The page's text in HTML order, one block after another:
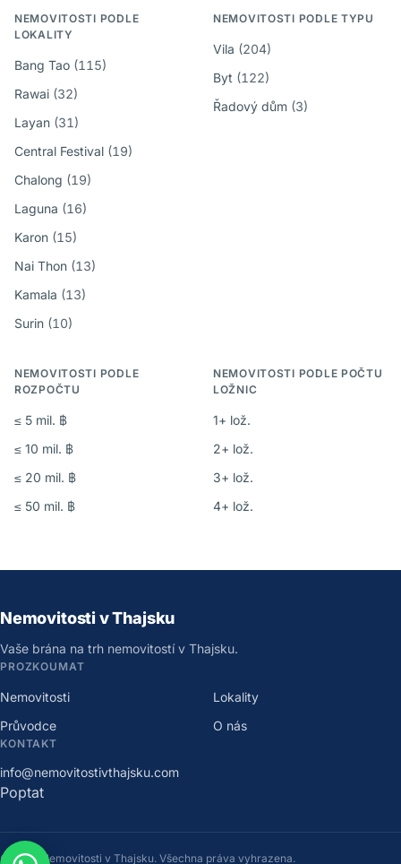
NEMOVITOSTI PODLE
LOKALITY
Bang Tao (115)
Rawai (32)
Layan (31 )
Central Festival (19)
Chalong (19)
Laguna (16)
Karon (15)
Nai Thon (13)
Kamala (13)
Surin (10)
NEMOVITOSTI PODLE TYPU
Vila (204)
Byt (122)
Řadový dům (3)
NEMOVITOSTI PODLE
ROZPOČTU
≤ 5 mil. ฿
≤ 10 mil. ฿
≤ 20 mil. ฿
≤ 50 mil. ฿
NEMOVITOSTI PODLE POČTU
LOŽNIC
1+ lož.
2+ lož.
3+ lož.
4+ lož.
Nemovitosti v Thajsku
Vaše brána na trh nemovitostí v Thajsku.
PROZKOUMAT
Nemovitosti
Lokality
Průvodce
O nás
KONTAKT
info@nemovitostivthajsku.com
Poptat
© 2026 Nemovitosti v Thajsku. Všechna práva vyhrazena.